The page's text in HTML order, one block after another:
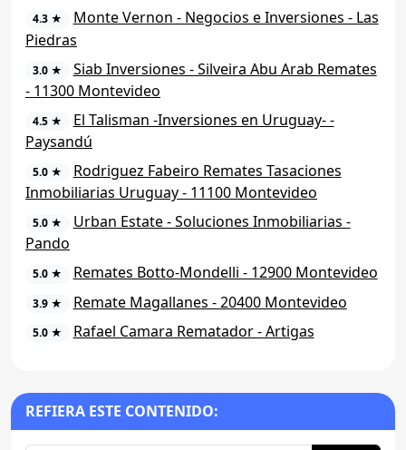
4.3 ★
Monte Vernon - Negocios e Inversiones - Las
Piedras
3.0 ★
Siab Inversiones - Silveira Abu Arab Remates
- 11300 Montevideo
4.5 ★
El Talisman -Inversiones en Uruguay- -
Paysandú
5.0 ★
Rodriguez Fabeiro Remates Tasaciones
Inmobiliarias Uruguay - 11100 Montevideo
5.0 ★
Urban Estate - Soluciones Inmobiliarias -
Pando
5.0 ★ Remates Botto-Mondelli - 12900 Montevideo
3.9 ★ Remate Magallanes - 20400 Montevideo
5.0 ★ Rafael Camara Rematador - Artigas
REFIERA ESTE CONTENIDO: